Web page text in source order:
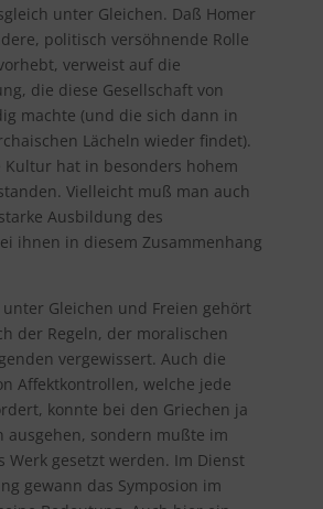
unter Gleichen. Daß Homer
politisch versöhnende Rolle
verweist auf die
die diese Gesellschaft von
machte (und die sich dann in
Lächeln wieder findet).
Kultur hat in besonders hohem
Vielleicht muß man auch
Ausbildung des
ihnen in diesem Zusammenhang
unter Gleichen und Freien gehört
der Regeln, der moralischen
vergewissert. Auch die
Affektkontrollen, welche jede
konnte bei den Griechen ja
ausgehen, sondern mußte im
Werk gesetzt werden. Im Dienst
gewann das Symposion im